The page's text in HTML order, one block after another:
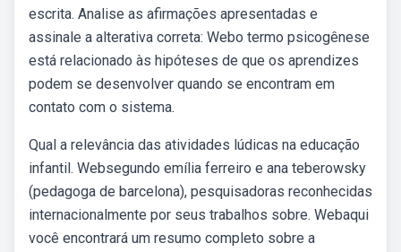
escrita. Analise as afirmações apresentadas e
assinale a alterativa correta: Webo termo psicogênese
está relacionado às hipóteses de que os aprendizes
podem se desenvolver quando se encontram em
contato com o sistema.
Qual a relevância das atividades lúdicas na educação
infantil. Websegundo emília ferreiro e ana teberowsky
(pedagoga de barcelona), pesquisadoras reconhecidas
internacionalmente por seus trabalhos sobre. Webaqui
você encontrará um resumo completo sobre a